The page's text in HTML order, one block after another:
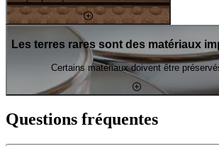
Les terres rares sont des matériaux
Certains matériaux doivent être
Questions fréquentes